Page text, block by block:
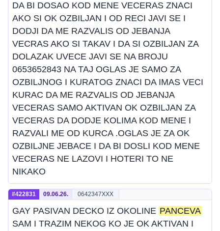
DA BI DOSAO KOD MENE VECERAS ZNACI
AKO SI OK OZBILJAN I OD RECI JAVI SE I
DODJI DA ME RAZVALIS OD JEBANJA
VECRAS AKO SI TAKAV I DA SI OZBILJAN ZA
DOLAZAK UVECE JAVI SE NA BROJU
0653652843 NA TAJ OGLAS JE SAMO ZA
OZBILJNOG I KURATOG ZNACI DA IMAS VECI
KURAC DA ME RAZVALIS OD JEBANJA
VECERAS SAMO AKTIVAN OK OZBILJAN ZA
VECERAS DA DODJE KOLIMA KOD MENE I
RAZVALI ME OD KURCA .OGLAS JE ZA OK
OZBILJNE JEBACE I DA BI DOSLI KOD MENE
VECERAS NE LAZOVI I HOTERI TO NE
NIKAKO
#422831 09.06.26. 0642347XXX
GAY PASIVAN DECKO IZ OKOLINE PANCEVA
SAM I TRAZIM NEKOG KO JE OK AKTIVAN I